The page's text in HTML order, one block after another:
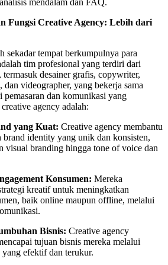
Fungsi Creative Agency: Lebih dari
sekadar tempat berkumpulnya para
tim profesional yang terdiri dari
desainer grafis, copywriter,
dan videographer, yang bekerja sama
pemasaran dan komunikasi yang
agency adalah:
yang Kuat: Creative agency membantu
brand identity yang unik dan konsisten,
visual branding hingga tone of voice dan
Konsumen: Mereka
kreatif untuk meningkatkan
baik online maupun offline, melalui
Bisnis: Creative agency
tujuan bisnis mereka melalui
yang efektif dan terukur.